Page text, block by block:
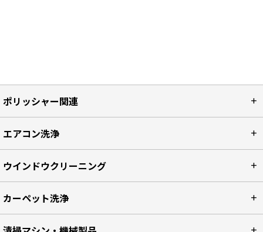
ポリッシャー関連
エアコン洗浄
ウインドウクリーニング
カーペット洗浄